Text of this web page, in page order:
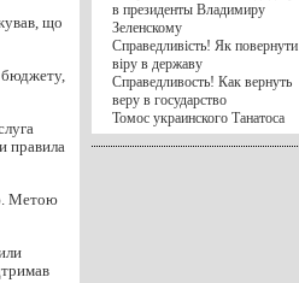
що
бюджету,
правила
Метою
в президенты Владимиру
Зеленскому
Справедливість! Як повернути
віру в державу
Справедливость! Как вернуть
веру в государство
Томос украинского Танатоса